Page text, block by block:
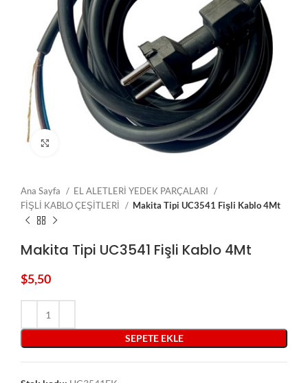
Ana Sayfa
EL ALETLERİ YEDEK PARÇALARI
FİŞLİ KABLO ÇEŞİTLERİ
Makita Tipi UC3541 Fişli Kablo 4Mt
Makita Tipi UC3541 Fişli Kablo 4Mt
$5,50
SEPETE EKLE